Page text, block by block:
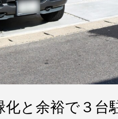
化と余裕で３台